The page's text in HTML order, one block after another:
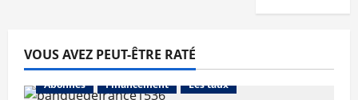
VOUS AVEZ PEUT-ÊTRE RATÉ
Abonnés Financement Les taux